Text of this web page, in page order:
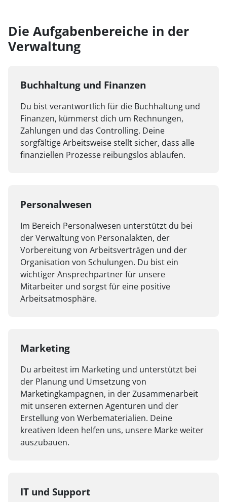
Die Aufgabenbereiche in der
Verwaltung
Buchhaltung und Finanzen
Du bist verantwortlich für die Buchhaltung und
Finanzen, kümmerst dich um Rechnungen,
Zahlungen und das Controlling. Deine
sorgfältige Arbeitsweise stellt sicher, dass alle
finanziellen Prozesse reibungslos ablaufen.
Personalwesen
Im Bereich Personalwesen unterstützt du bei
der Verwaltung von Personalakten, der
Vorbereitung von Arbeitsverträgen und der
Organisation von Schulungen. Du bist ein
wichtiger Ansprechpartner für unsere
Mitarbeiter und sorgst für eine positive
Arbeitsatmosphäre.
Marketing
Du arbeitest im Marketing und unterstützt bei
der Planung und Umsetzung von
Marketingkampagnen, in der Zusammenarbeit
mit unseren externen Agenturen und der
Erstellung von Werbematerialien. Deine
kreativen Ideen helfen uns, unsere Marke weiter
auszubauen.
IT und Support